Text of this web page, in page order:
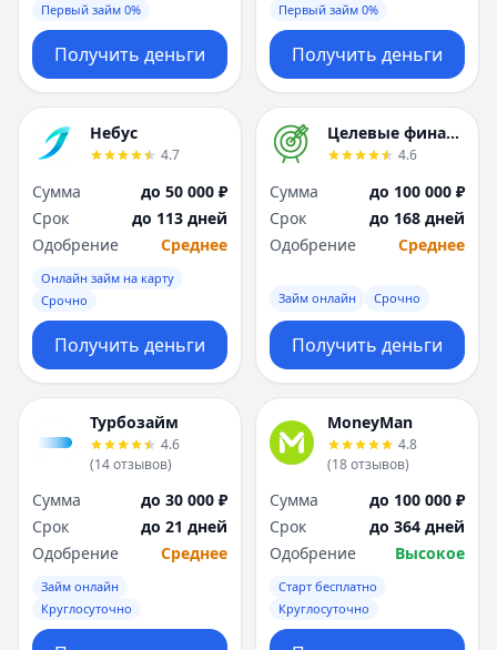
Первый займ 0%
Получить деньги
Первый займ 0%
Получить деньги
Небус
4.7
Сумма
до 50 000 ₽
Срок
до 113 дней
Одобрение
Среднее
Онлайн займ на карту
Срочно
Получить деньги
Целевые финансы
4.6
Сумма
до 100 000 ₽
Срок
до 168 дней
Одобрение
Среднее
Займ онлайн Срочно
Получить деньги
Турбозайм
4.6
(14отзывов)
Сумма
до 30 000 ₽
Срок
до 21 дней
Одобрение
Среднее
Займ онлайн
Круглосуточно
MoneyMan
4.8
(18отзывов)
Сумма
до 100 000 ₽
Срок
до 364 дней
Одобрение
Высокое
Старт бесплатно
Круглосуточно